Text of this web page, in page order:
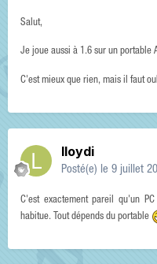
Salut,
Je joue aussi à 1.6 sur un portable
C'est mieux que rien, mais il faut
lloydi
Posté(e) le 9 juillet
C'est exactement pareil qu'un
habitue. Tout dépends du portable